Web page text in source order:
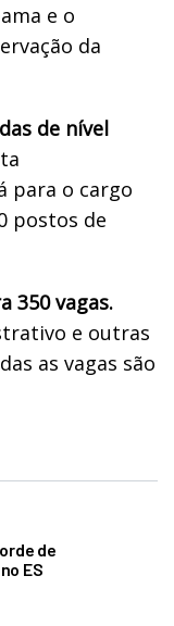
e o
da
de nível
para o cargo
postos de
350 vagas.
e outras
as vagas são
de
ES